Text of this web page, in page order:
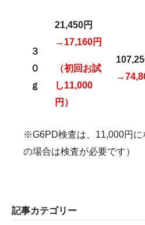
３
０
ｇ
21,450円
→17,160円
（初回お試
し11,000
円）
※G6PD検査は、11,000円に
の場合は検査が必要です）
記事カテゴリー